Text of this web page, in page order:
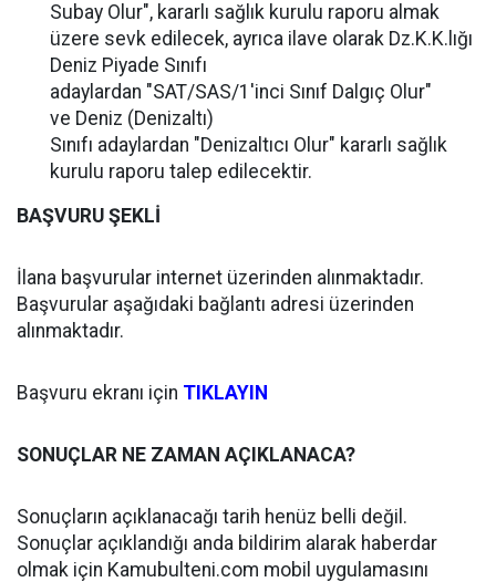
Subay Olur", kararlı sağlık kurulu raporu almak
üzere sevk edilecek, ayrıca ilave olarak Dz.K.K.lığı
Deniz Piyade Sınıfı
adaylardan "SAT/SAS/1'inci Sınıf Dalgıç Olur"
ve Deniz (Denizaltı)
Sınıfı adaylardan "Denizaltıcı Olur" kararlı sağlık
kurulu raporu talep edilecektir.
BAŞVURU ŞEKLİ
İlana başvurular internet üzerinden alınmaktadır.
Başvurular aşağıdaki bağlantı adresi üzerinden
alınmaktadır.
Başvuru ekranı için TIKLAYIN
SONUÇLAR NE ZAMAN AÇIKLANACA?
Sonuçların açıklanacağı tarih henüz belli değil.
Sonuçlar açıklandığı anda bildirim alarak haberdar
olmak için Kamubulteni.com mobil uygulamasını